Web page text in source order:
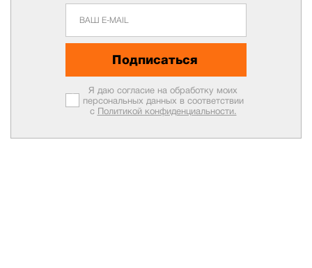
Подписаться
Я даю согласие на обработку моих
персональных данных в соответствии
с Политикой конфиденциальности.